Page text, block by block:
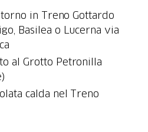
in Treno Gottardo
Basilea o Lucerna via
al Grotto Petronilla
calda nel Treno